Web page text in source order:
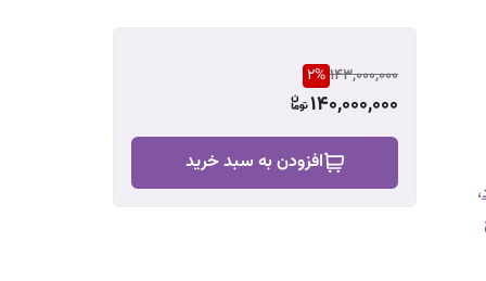
،
143,000,000
2%
140,000,000
افزودن به سبد خرید